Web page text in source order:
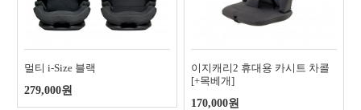
멀티 i-Size 블랙
279,000원
이지캐리2 휴대용 카시트 차콜
[+목베개]
170,000원